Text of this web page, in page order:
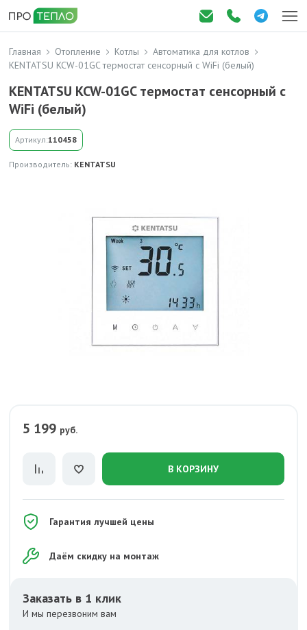
Главная Отопление Котлы
Автоматика для котлов
KENTATSU KCW-01GC термостат сенсорный с WiFi (белый)
KENTATSU KCW-01GC термостат сенсорный с
WiFi (белый)
Артикул:110458
Производитель: KENTATSU
5 199 руб.
В КОРЗИНУ
Гарантия лучшей цены
Даём скидку на монтаж
Заказать в 1 клик
И мы перезвоним вам